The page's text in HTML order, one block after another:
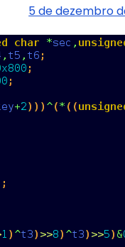
5 de dezembro